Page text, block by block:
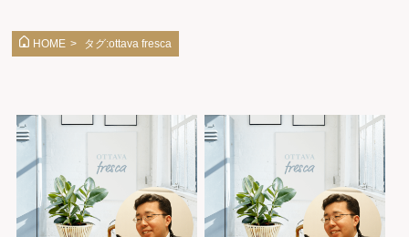
HOME > タグ:ottava fresca